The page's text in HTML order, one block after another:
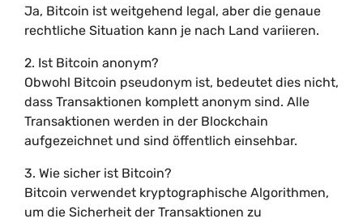
Ja, Bitcoin ist weitgehend legal, aber die genaue
rechtliche Situation kann je nach Land variieren.
2. Ist Bitcoin anonym?
Obwohl Bitcoin pseudonym ist, bedeutet dies nicht,
dass Transaktionen komplett anonym sind. Alle
Transaktionen werden in der Blockchain
aufgezeichnet und sind öffentlich einsehbar.
3. Wie sicher ist Bitcoin?
Bitcoin verwendet kryptographische Algorithmen,
um die Sicherheit der Transaktionen zu